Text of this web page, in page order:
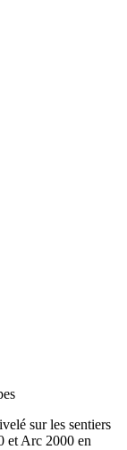
sur les sentiers
et Arc 2000 en